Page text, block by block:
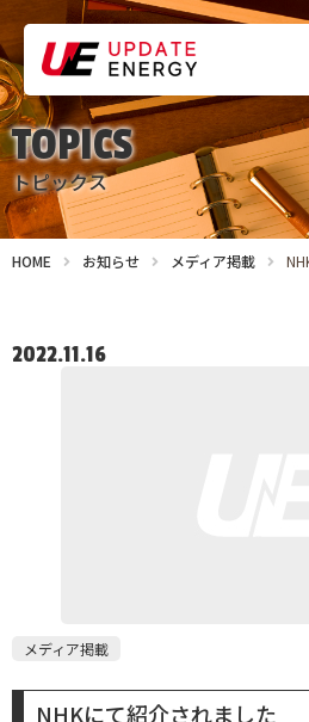
TOPICS
トピックス
HOME お知らせ メディア掲載
2022.11.16
メディア掲載
NHKにて紹介されました